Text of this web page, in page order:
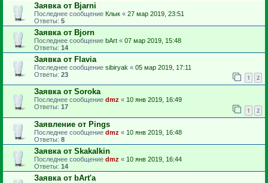
Заявка от Bjarni
Последнее сообщение Клык « 27 мар 2019, 23:51
Ответы: 5
Заявка от Bjorn
Последнее сообщение bArt « 07 мар 2019, 15:48
Ответы: 14
Заявка от Flavia
Последнее сообщение sibiryak « 05 мар 2019, 17:11
Ответы: 23 1 2
Заявка от Soroka
Последнее сообщение dmz « 10 янв 2019, 16:49
Ответы: 17 1 2
Заявление от Pings
Последнее сообщение dmz « 10 янв 2019, 16:48
Ответы: 8
Заявка от Skakalkin
Последнее сообщение dmz « 10 янв 2019, 16:44
Ответы: 14
Заявка от bArt'а